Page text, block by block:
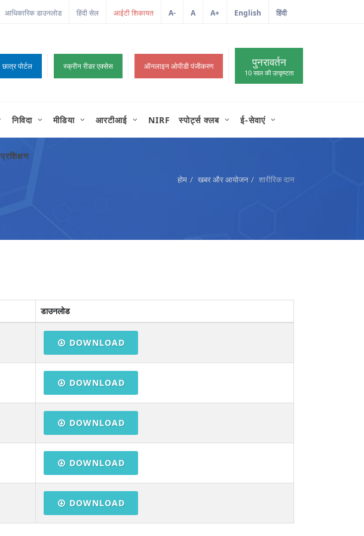
आधिकारिक डाउनलोड हिंदी सेल A- A A+ English हिंदी
छात्र पोर्टल स्क्रीन रीडर एक्सेस ऑनलाइन ओपीडी पंजीकरण पुनरावर्तन
10 साल की उत्कृष्टता
निविदा मीडिया आरटीआई NIRF स्पोर्ट्स क्लब ई-सेवाएं
प्रशिक्षण
होम खबर और आयोजन शारीरिक दान
डाउनलोड
DOWNLOAD
DOWNLOAD
DOWNLOAD
DOWNLOAD
DOWNLOAD